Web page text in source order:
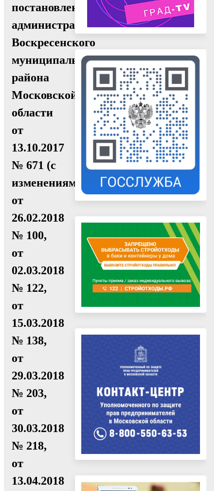
постановлением
администрации
Воскресенского
муниципального
района
Московской
области
от
13.10.2017
№ 671 (с
изменениями
от
26.02.2018
№ 100,
от
02.03.2018
№ 122,
от
15.03.2018
№ 138,
от
29.03.2018
№ 203,
от
30.03.2018
№ 218,
от
13.04.2018